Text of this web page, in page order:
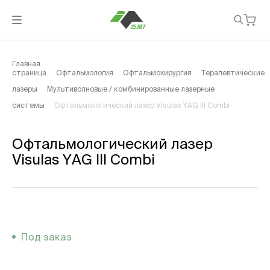
Главная
страница
Офтальмология Офтальмохирургия Терапевтические
лазеры Мультиволновые / комбинированные лазерные
системы Офтальмологический лазер Visulas YAG III Combi
Офтальмологический лазер
Visulas YAG III Combi
Под заказ